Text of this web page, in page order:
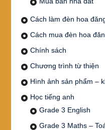
Cách làm đèn hoa
Cách mua đèn hoa
Chính sách
Chương trình từ thiện
Hình ảnh sản phẩm –
Học tiếng anh
Grade 3 English
Grade 3 Maths –